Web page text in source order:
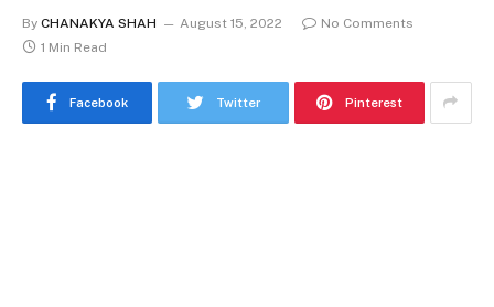
By CHANAKYA SHAH August 15, 2022
No Comments
1 Min Read
Facebook Twitter Pinterest